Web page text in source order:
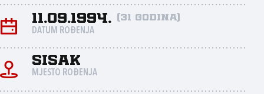
11.09.1994. (31 godina)
DATUM ROĐENJA
Sisak
MJESTO ROĐENJA